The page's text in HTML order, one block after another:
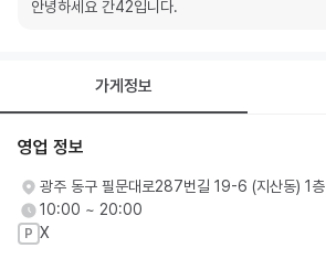
가게정보
영업 정보
광주 동구 필문대로287번길 19-6 (지산동) 1층
10:00 ~ 20:00
P X